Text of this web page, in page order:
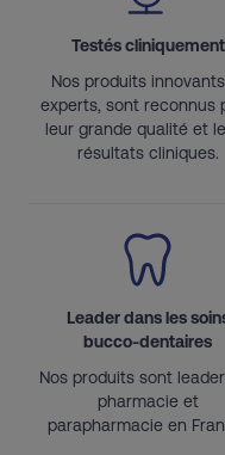
Testés cliniquement
Nos produits
experts, sont reconnus
leur grande qualité et
résultats cliniques.
Leader dans les
bucco-dentaires
Nos produits sont
pharmacie et
parapharmacie en